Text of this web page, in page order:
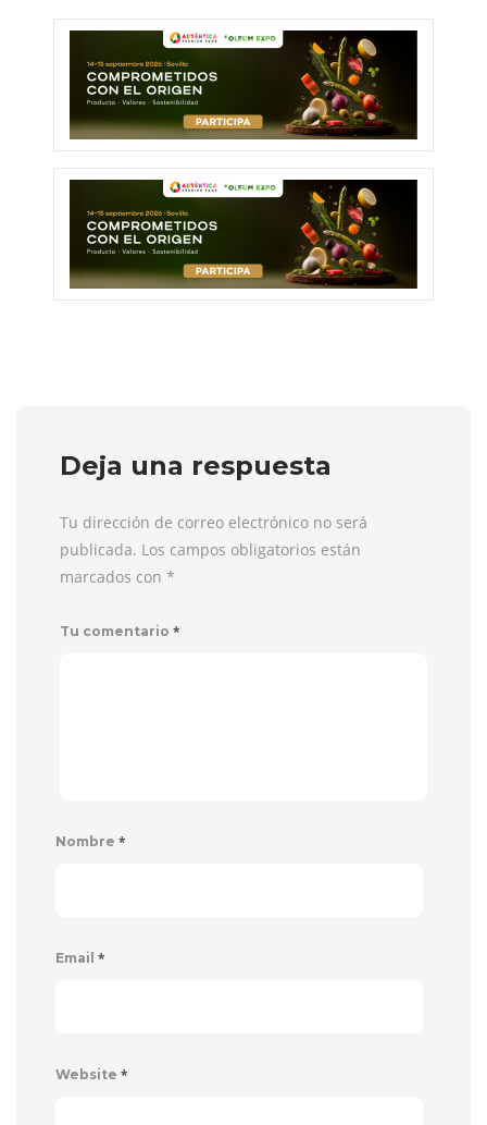
Deja una respuesta
Tu dirección de correo electrónico no será
publicada. Los campos obligatorios están
marcados con *
Tu comentario *
Nombre *
Email *
Website *